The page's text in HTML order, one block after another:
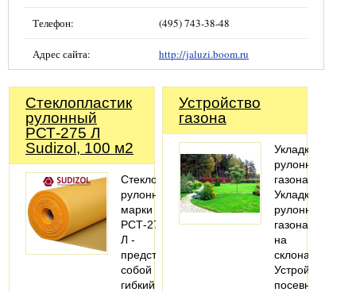
Телефон: (495) 743-38-48
Адрес сайта: http://jaluzi.boom.ru
Стеклопластик
рулонный
РСТ-275 Л
Sudizol, 100 м2
Cтеклопластик
рулонный
марки
РСТ-275
Л -
представляет
собой
гибкий
Устройство
газона
Укладка
рулонного
газона
Укладка
рулонного
газона
на
склонах
Устройство
посевного